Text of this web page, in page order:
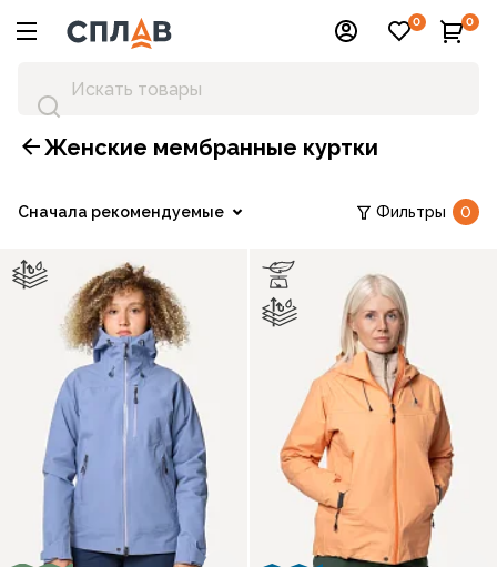
0 0
Женские мембранные куртки
Сначала рекомендуемые Фильтры 0